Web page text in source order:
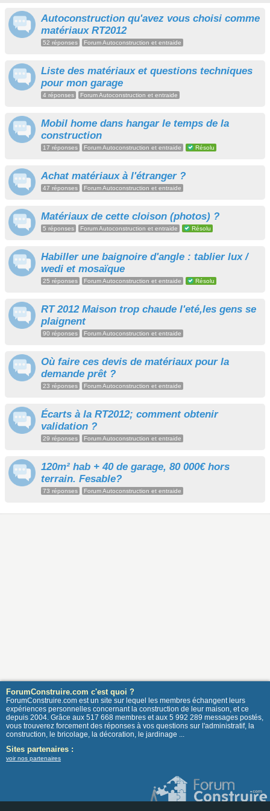
Autoconstruction qu'avez vous choisi comme
matériaux RT2012
52 réponses Forum Autoconstruction et entraide
Liste des matériaux et questions techniques
pour mon garage
4 réponses Forum Autoconstruction et entraide
Mobil home dans hangar le temps de la
construction
17 réponses Forum Autoconstruction et entraide Résolu
Achat matériaux à l'étranger ?
47 réponses Forum Autoconstruction et entraide
Matériaux de cette cloison (photos) ?
5 réponses Forum Autoconstruction et entraide Résolu
Habiller une baignoire d'angle : tablier lux /
wedi et mosaïque
25 réponses Forum Autoconstruction et entraide Résolu
RT 2012 Maison trop chaude l'eté,les gens se
plaignent
90 réponses Forum Autoconstruction et entraide
Où faire ces devis de matériaux pour la
demande prêt ?
23 réponses Forum Autoconstruction et entraide
Écarts à la RT2012; comment obtenir
validation ?
29 réponses Forum Autoconstruction et entraide
120m² hab + 40 de garage, 80 000€ hors
terrain. Fesable?
73 réponses Forum Autoconstruction et entraide
ForumConstruire.com c'est quoi ?
ForumConstruire.com est un site sur lequel les membres échangent leurs
expériences personnelles concernant la construction de leur maison, et ce
depuis 2004. Grâce aux 517 668 membres et aux 5 992 289 messages postés,
vous trouverez forcement des réponses à vos questions sur l'administratif, la
construction, le bricolage, la décoration, le jardinage ...
Sites partenaires :
voir nos partenaires